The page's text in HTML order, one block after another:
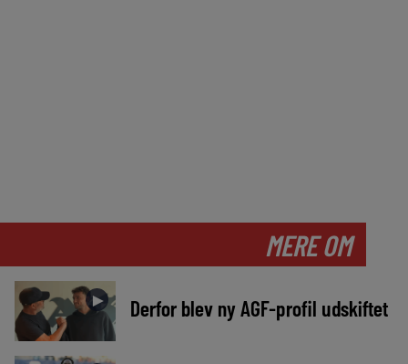
MERE OM
► Derfor blev ny AGF-profil udskiftet